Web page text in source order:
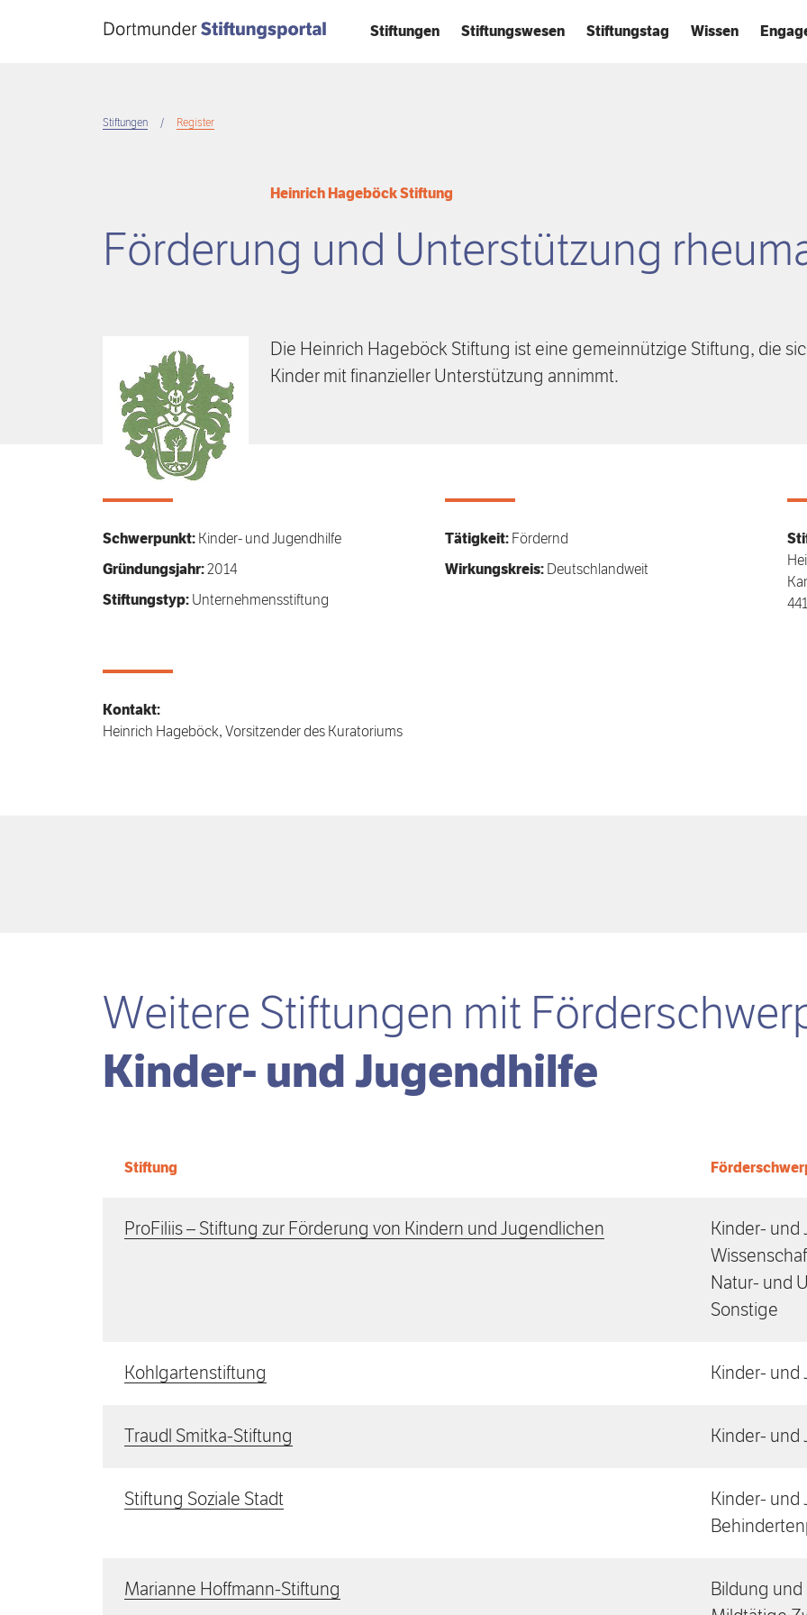
Stiftungen Stiftungswesen Stiftungstag Wissen
Stiftungen Register
Heinrich Hageböck Stiftung
Förderung und Unterstützung
Die Heinrich Hageböck Stiftung ist eine gemeinnützige Stiftung, die
Kinder mit finanzieller Unterstützung annimmt.
Schwerpunkt: Kinder- und Jugendhilfe
Gründungsjahr:2014
Stiftungstyp: Unternehmensstiftung
Tätigkeit: Fördernd
Wirkungskreis: Deutschlandweit
Kontakt:
Heinrich Hageböck, Vorsitzender des Kuratoriums
Weitere Stiftungen mit
Kinder- und Jugendhilfe
Stiftung
ProFiliis – Stiftung zur Förderung von Kindern und Jugendlichen
Kinder- und
Natur- und
Sonstige
Kohlgartenstiftung Kinder- und
Traudl Smitka-Stiftung Kinder- und
Stiftung Soziale Stadt
Kinder- und
Marianne Hoffmann-Stiftung
Bildung